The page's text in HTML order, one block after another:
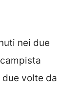
nei due
volte da